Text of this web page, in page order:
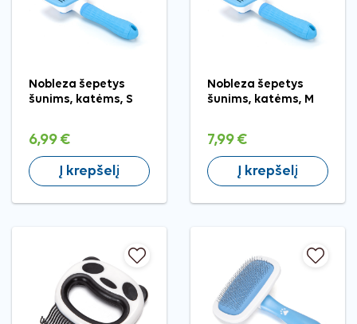
Nobleza šepetys
šunims, katėms, S
6,99 €
Į krepšelį
Nobleza šepetys
šunims, katėms, M
7,99 €
Į krepšelį